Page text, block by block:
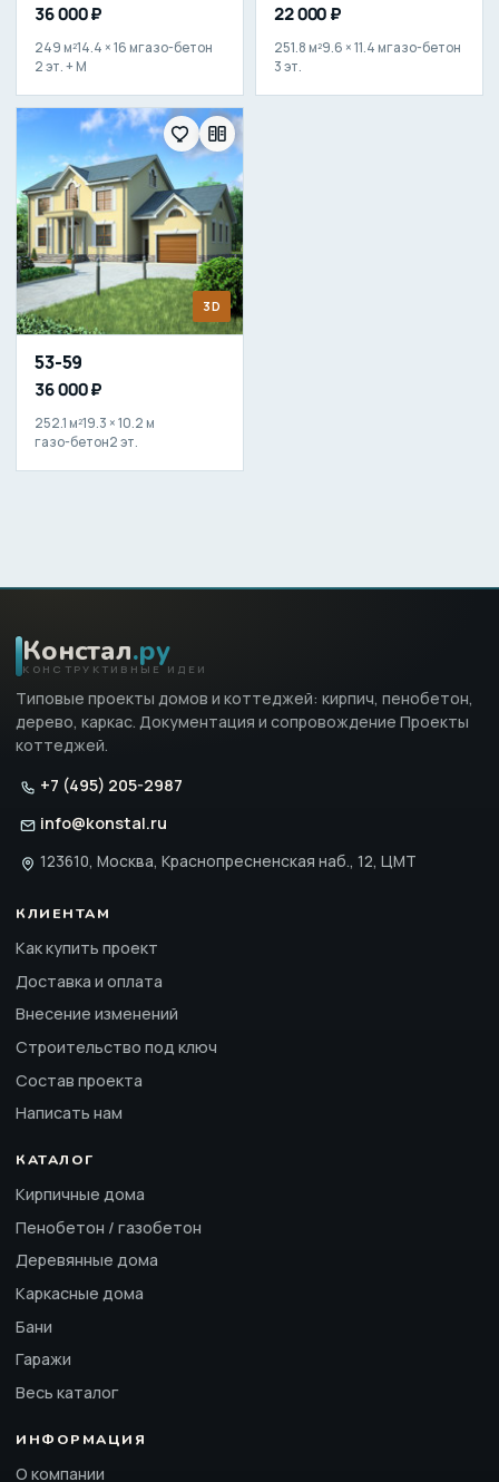
36 000 ₽
249 м²14.4 × 16 мгазо-бетон
2 эт. + М
22 000 ₽
251.8 м²9.6 × 11.4 мгазо-бетон
3 эт.
3D
53-59
36 000 ₽
252.1 м²19.3 × 10.2 м
газо-бетон2 эт.
Констал.ру
КОНСТРУКТИВНЫЕ ИДЕИ
Типовые проекты домов и коттеджей: кирпич, пенобетон,
дерево, каркас. Документация и сопровождение Проекты
коттеджей.
+7 (495) 205-2987
info@konstal.ru
123610, Москва, Краснопресненская наб., 12, ЦМТ
КЛИЕНТАМ
Как купить проект
Доставка и оплата
Внесение изменений
Строительство под ключ
Состав проекта
Написать нам
КАТАЛОГ
Кирпичные дома
Пенобетон / газобетон
Деревянные дома
Каркасные дома
Бани
Гаражи
Весь каталог
ИНФОРМАЦИЯ
О компании